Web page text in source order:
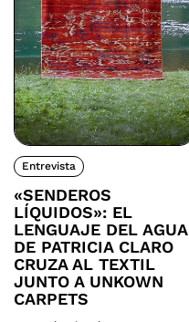
Entrevista
«SENDEROS
LÍQUIDOS»: EL
LENGUAJE DEL AGUA
DE PATRICIA CLARO
CRUZA AL TEXTIL
JUNTO A UNKOWN
CARPETS